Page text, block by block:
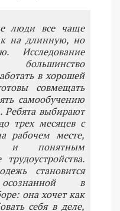
люди все чаще
на длинную, но
Исследование
в хорошей
совмещать
самообучению
Ребята выбирают
трех месяцев с
рабочем месте,
и понятным
становится
в
она хочет как
себя в деле,